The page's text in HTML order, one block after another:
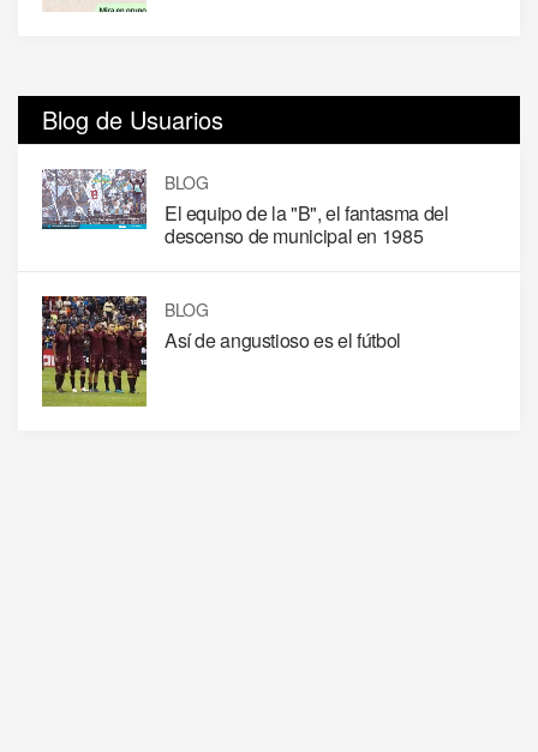
Blog de Usuarios
BLOG
El equipo de la "B", el fantasma del
descenso de municipal en 1985
BLOG
Así de angustioso es el fútbol